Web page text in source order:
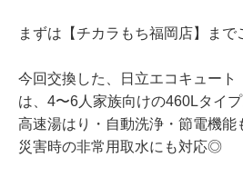
まずは【チカラもち福岡店】まで
今回交換した、日立エコキュート
は、4〜6人家族向けの460Lタイプ
高速湯はり・自動洗浄・節電機能
災害時の非常用取水にも対応◎